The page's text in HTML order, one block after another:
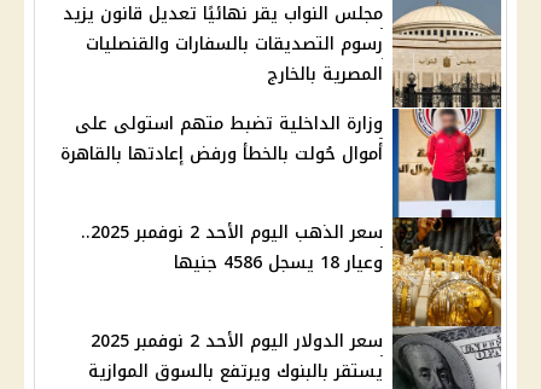
مجلس النواب يقر نهائيًا تعديل قانون يزيد
رسوم التصديقات بالسفارات والقنصليات
المصرية بالخارج
وزارة الداخلية تضبط متهم استولى على
أموال حُولت بالخطأ ورفض إعادتها بالقاهرة
سعر الذهب اليوم الأحد 2 نوفمبر 2025..
وعيار 18 يسجل 4586 جنيها
سعر الدولار اليوم الأحد 2 نوفمبر 2025
يستقر بالبنوك ويرتفع بالسوق الموازية